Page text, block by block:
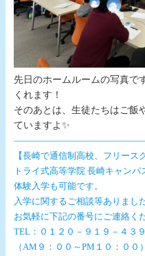
先日のホームルームの写真で
くれます！
そのあとは、生徒たちはご飯
ていますよ✨
【長崎で通信制高校、フリース
トライ式高等学院 長崎キャン
体験入学も可能です。
入学に関するご相談等ありまし
お気軽に下記の番号にご連絡く
TEL：０１２０－９１９－４３９
（AM９：００～PM１０：００